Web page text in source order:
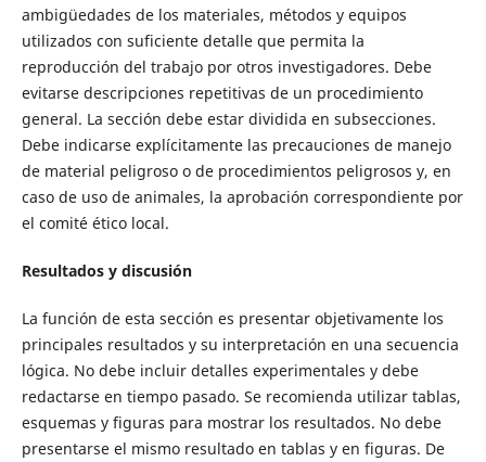
ambigüedades de los materiales, métodos y equipos
utilizados con suficiente detalle que permita la
reproducción del trabajo por otros investigadores. Debe
evitarse descripciones repetitivas de un procedimiento
general. La sección debe estar dividida en subsecciones.
Debe indicarse explícitamente las precauciones de manejo
de material peligroso o de procedimientos peligrosos y, en
caso de uso de animales, la aprobación correspondiente por
el comité ético local.
Resultados y discusión
La función de esta sección es presentar objetivamente los
principales resultados y su interpretación en una secuencia
lógica. No debe incluir detalles experimentales y debe
redactarse en tiempo pasado. Se recomienda utilizar tablas,
esquemas y figuras para mostrar los resultados. No debe
presentarse el mismo resultado en tablas y en figuras. De